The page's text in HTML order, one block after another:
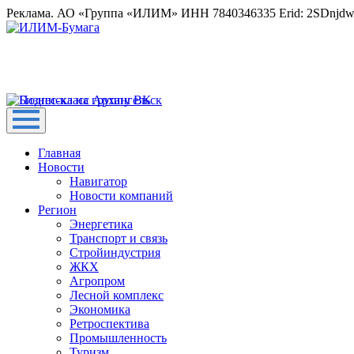
Реклама. АО «Группа «ИЛИМ» ИНН 7840346335 Erid:
Главная
Новости
Навигатор
Новости компаний
Регион
Энергетика
Транспорт и связь
Стройиндустрия
ЖКХ
Агропром
Лесной комплекс
Экономика
Ретроспектива
Промышленность